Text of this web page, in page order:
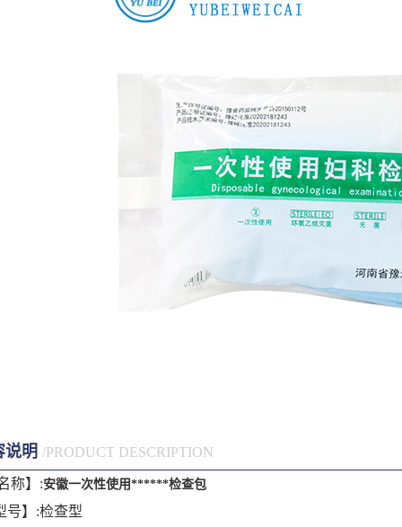
说明 /PRODUCT DESCRIPTION
称】 :安徽一次性使用******检查包
】 :检查型